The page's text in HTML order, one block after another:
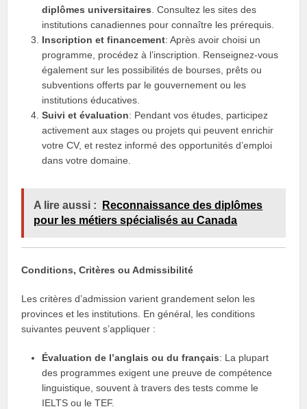
diplômes universitaires . Consultez les sites des
institutions canadiennes pour connaître les prérequis.
Inscription et financement: Après avoir choisi un
programme, procédez à l’inscription. Renseignez-vous
également sur les possibilités de bourses, prêts ou
subventions offerts par le gouvernement ou les
institutions éducatives.
Suivi et évaluation: Pendant vos études, participez
activement aux stages ou projets qui peuvent enrichir
votre CV, et restez informé des opportunités d’emploi
dans votre domaine.
A lire aussi :
Reconnaissance des diplômes
pour les métiers spécialisés au Canada
Conditions, Critères ou Admissibilité
Les critères d’admission varient grandement selon les
provinces et les institutions. En général, les conditions
suivantes peuvent s’appliquer :
Évaluation de l’anglais ou du français: La plupart
des programmes exigent une preuve de compétence
linguistique, souvent à travers des tests comme le
IELTS ou le TEF.